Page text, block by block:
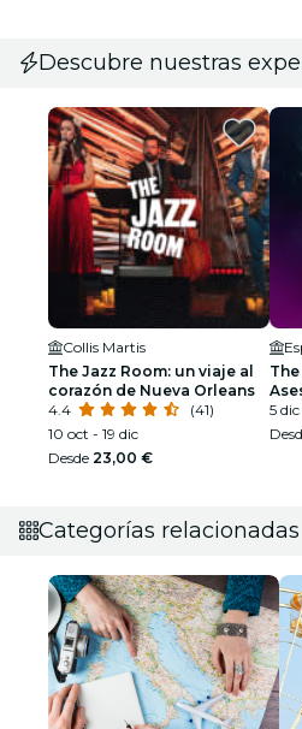
Descubre nuestras
Collis Martis
The Jazz Room: un viaje al
corazón de Nueva Orleans
4.4
(41)
10 oct - 19 dic
Desde 23,00 €
5
Categorías relacionadas